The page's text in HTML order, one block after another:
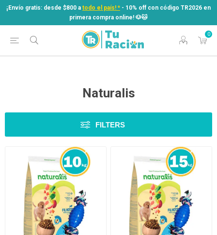
¡Envío gratis: desde $800 a todo el país! * - 10% off con código TR2026 en
primera compra online! ​🐶​🐱
0
¡Envío gratis: desde $800 atodo el país! *
- 10% off con código TR2026 en
primera compra online! ​🐶​🐱
Naturalis
FILTERS